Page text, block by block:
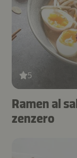
5
Ramen al
zenzero